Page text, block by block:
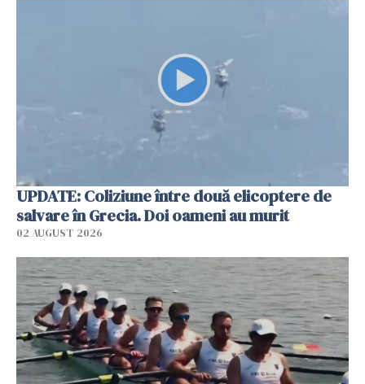
UPDATE: Coliziune între două elicoptere de
salvare în Grecia. Doi oameni au murit
02 AUGUST 2026